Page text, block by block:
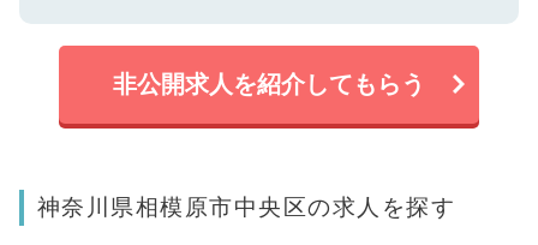
非公開求人を紹介してもらう
神奈川県相模原市中央区の求人を探す